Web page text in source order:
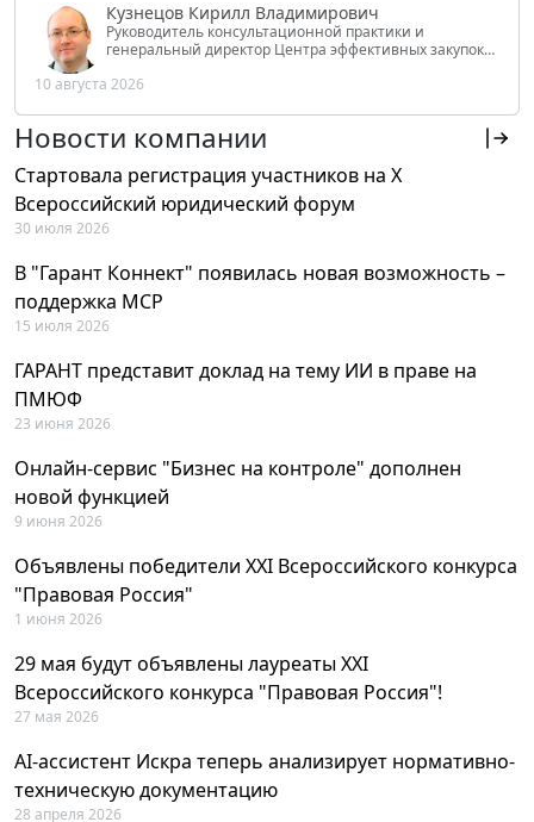
Кузнецов Кирилл Владимирович
Руководитель консультационной практики и
генеральный директор Центра эффективных закупок
РФ
10 августа 2026
Новости компании
Стартовала регистрация участников на X
Всероссийский юридический форум
30 июля 2026
В "Гарант Коннект" появилась новая возможность –
поддержка MCP
15 июля 2026
ГАРАНТ представит доклад на тему ИИ в праве на
ПМЮФ
23 июня 2026
Онлайн-сервис "Бизнес на контроле" дополнен
новой функцией
9 июня 2026
Объявлены победители XXI Всероссийского конкурса
"Правовая Россия"
1 июня 2026
29 мая будут объявлены лауреаты XXI
Всероссийского конкурса "Правовая Россия"!
27 мая 2026
AI-ассистент Искра теперь анализирует нормативно-
техническую документацию
28 апреля 2026